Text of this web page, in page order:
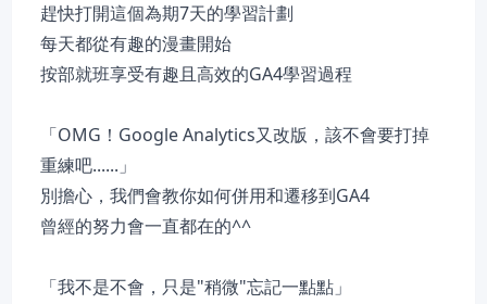
趕快打開這個為期7天的學習計劃
每天都從有趣的漫畫開始
按部就班享受有趣且高效的GA4學習過程
「OMG！Google Analytics又改版，該不會要打掉
重練吧......」
別擔心，我們會教你如何併用和遷移到GA4
曾經的努力會一直都在的^^
「我不是不會，只是"稍微"忘記一點點」